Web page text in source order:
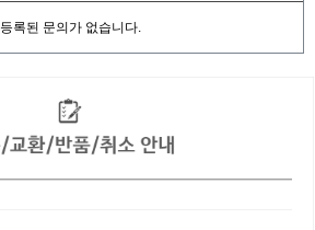
등록된 문의가 없습니다.